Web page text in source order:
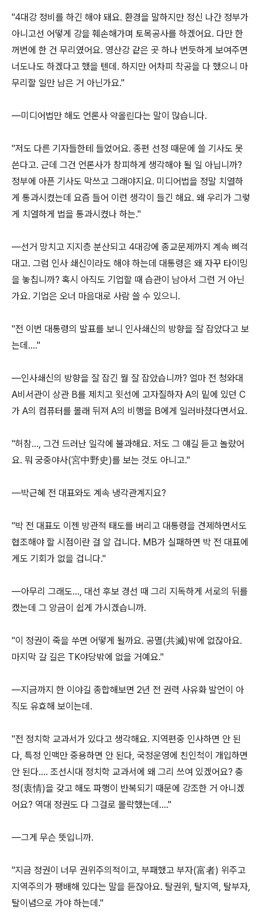
"4대강 정비를 하긴 해야 돼요. 환경을 말하지만 정신 나간 정부가
아니고선 어떻게 강을 훼손해가며 토목공사를 하겠어요. 다만 한
꺼번에 한 건 무리였어요. 영산강 같은 곳 하나 번듯하게 보여주면
너도나도 하겠다고 했을 텐데. 하지만 어차피 착공을 다 했으니 마
무리할 일만 남은 거 아닌가요."
―미디어법만 해도 언론사 약올린다는 말이 많습니다.
"저도 다른 기자들한테 들었어요. 종편 선정 때문에 쓸 기사도 못
쓴다고. 근데 그건 언론사가 창피하게 생각해야 될 일 아닙니까?
정부에 아픈 기사도 막쓰고 그래야지요. 미디어법을 정말 치열하
게 통과시켰는데 요즘 들어 이런 생각이 들긴 해요. 왜 우리가 그렇
게 치열하게 법을 통과시켰나 하는."
―선거 망치고 지지층 분산되고 4대강에 종교문제까지 계속 삐걱
대고. 그럼 인사 쇄신이라도 해야 하는데 대통령은 왜 자꾸 타이밍
을 놓칩니까? 혹시 아직도 기업할 때 습관이 남아서 그런 거 아닌
가요. 기업은 오너 마음대로 사람 쓸 수 있으니.
"전 이번 대통령의 발표를 보니 인사쇄신의 방향을 잘 잡았다고 보
는데…."
―인사쇄신의 방향을 잘 잡긴 뭘 잘 잡았습니까? 얼마 전 청와대
A비서관이 상관 B를 제치고 윗선에 고자질하자 A의 밑에 있던 C
가 A의 컴퓨터를 몰래 뒤져 A의 비행을 B에게 일러바쳤다면서요.
"허참…, 그건 드러난 일각에 불과해요. 저도 그 얘길 듣고 놀랐어
요. 뭐 궁중야사(宮中野史)를 보는 것도 아니고."
―박근혜 전 대표와도 계속 냉각관계지요?
"박 전 대표도 이젠 방관적 태도를 버리고 대통령을 견제하면서도
협조해야 할 시점이란 걸 알 겁니다. MB가 실패하면 박 전 대표에
게도 기회가 없을 겁니다."
―아무리 그래도…, 대선 후보 경선 때 그리 지독하게 서로의 뒤를
캤는데 그 앙금이 쉽게 가시겠습니까.
"이 정권이 죽을 쑤면 어떻게 될까요. 공멸(共滅)밖에 없잖아요.
마지막 갈 길은 TK야당밖에 없을 거예요."
―지금까지 한 이야길 종합해보면 2년 전 권력 사유화 발언이 아
직도 유효해 보이는데.
"전 정치학 교과서가 있다고 생각해요. 지역편중 인사하면 안 된
다, 특정 인맥만 중용하면 안 된다, 국정운영에 친인척이 개입하면
안 된다…. 조선시대 정치학 교과서에 왜 그리 쓰여 있겠어요? 충
정(衷情)을 갖고 해도 파행이 반복되기 때문에 강조한 거 아니겠
어요? 역대 정권도 다 그걸로 몰락했는데…."
―그게 무슨 뜻입니까.
"지금 정권이 너무 권위주의적이고, 부패했고 부자(富者) 위주고
지역주의가 팽배해 있다는 말을 듣잖아요. 탈권위, 탈지역, 탈부자,
탈이념으로 가야 하는데."